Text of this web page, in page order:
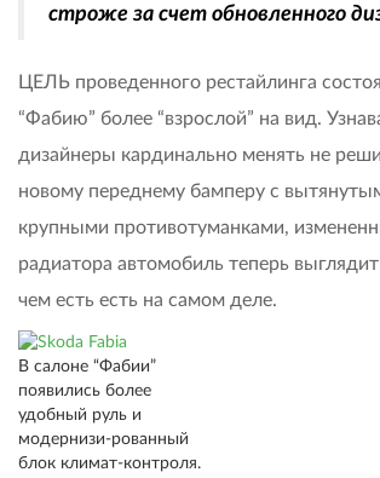
строже за счет обновленного
ЦЕЛЬ проведенного рестайлинга
“Фабию” более “взрослой” на вид.
дизайнеры кардинально менять не
новому переднему бамперу с
крупными противотуманками,
радиатора автомобиль теперь
чем есть есть на самом деле.
В салоне “Фабии”
появились более
удобный руль и
модернизи-рованный
блок климат-контроля.